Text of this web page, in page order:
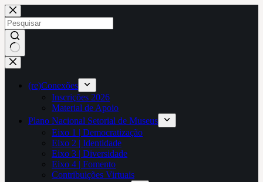
Pular
para
o
conteúdo
Sem
resultados
(re)Conexões
Inscrições 2026
Material de Apoio
Plano Nacional Setorial de Museus
Eixo 1 | Democratização
Eixo 2 | Identidade
Eixo 3 | Diversidade
Eixo 4 | Fomento
Contribuições Virtuais